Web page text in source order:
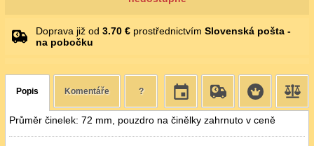
Doprava již od 3.70 € prostřednictvím Slovenská pošta -
na pobočku
Popis Komentáře ?
Průměr činelek: 72 mm, pouzdro na činělky zahrnuto v ceně